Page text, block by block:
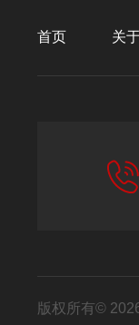
首页 关
版权所有©